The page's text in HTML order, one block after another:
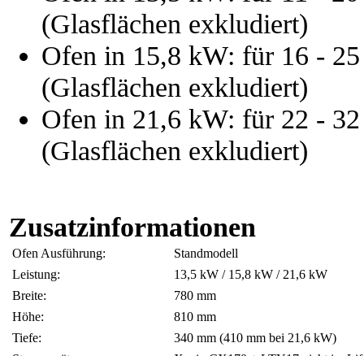
(Glasflächen exkludiert)
Ofen in 15,8 kW: für 16 -
(Glasflächen exkludiert)
Ofen in 21,6 kW: für 22 -
(Glasflächen exkludiert)
Zusatzinformationen
Ofen Ausführung:
Standmodell
Leistung:
13,5 kW / 15,8 kW / 21,6 kW
Breite:
780 mm
Höhe:
810 mm
Tiefe:
340 mm (410 mm bei 21,6 kW)